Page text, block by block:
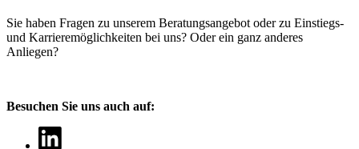
Sie haben Fragen zu unserem Beratungsangebot oder zu Einstiegs-
und Karrieremöglichkeiten bei uns? Oder ein ganz anderes
Anliegen?
Besuchen Sie uns auch auf: